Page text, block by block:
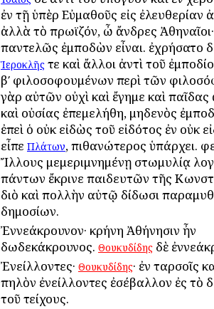
ἐν τῇ ὑπὲρ Εὐμαθοῦς εἰς ἐλευθερίαν
ἀλλὰ τὸ πρωϊζόν, ὦ ἄνδρες
παντελῶς ἐμποδὼν εἶναι. ἐχρήσατο
Ἱεροκλῆς τε καὶ ἄλλοι ἀντὶ τοῦ
βʹ φιλοσοφουμένων περὶ τῶν
γὰρ αὐτῶν οὐχὶ καὶ ἔγημε καὶ παῖδας
καὶ οὐσίας ἐπεμελήθη, μηδενὸς
ἐπεὶ ὁ οὐκ εἰδὼς τοῦ εἰδότος ἐν οὐκ
εἶπε Πλάτων, πιθανώτερος ὑπάρχει.
Ἴλλους μεμεριμνημένῃ στωμυλίᾳ
πάντων ἔκρινε παιδευτῶν τῆς
διὸ καὶ πολλὴν αὐτῷ δίδωσι
δημοσίων.
Ἐννεάκρουνον· κρήνη Ἀθήνησιν ἦν
δωδεκάκρουνος. Θουκυδίδης δὲ
Ἐνείλλοντες· Θουκυδίδης· ἐν ταρσοῖς
πηλὸν ἐνείλλοντες ἐσέβαλλον ἐς τὸ
τοῦ τείχους.